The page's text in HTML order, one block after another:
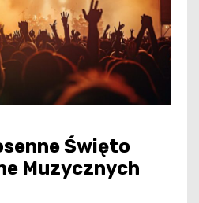
Święto
Muzycznych